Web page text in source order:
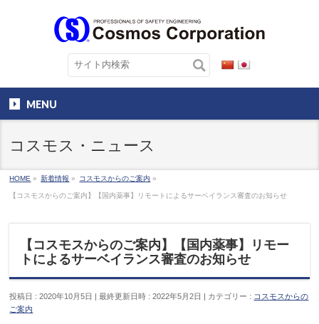
MENU
コスモス・ニュース
HOME » 新着情報 » コスモスからのご案内 »
【コスモスからのご案内】【国内薬事】リモートによるサーベイランス審査のお知らせ
【コスモスからのご案内】【国内薬事】リモー
トによるサーベイランス審査のお知らせ
投稿日 : 2020年10月5日 最終更新日時 : 2022年5月2日 カテゴリー : コスモスからの
ご案内